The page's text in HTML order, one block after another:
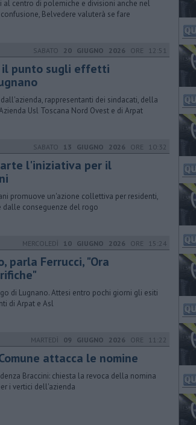
al centro di polemiche e divisioni anche nel
Belvedere valuterà se fare
SABATO 20 GIUGNO 2026 ORE 12:51
punto sugli effetti
rappresentanti dei sindacati, della
Usl Toscana Nord Ovest e di Arpat
SABATO 13 GIUGNO 2026 ORE 10:32
l'iniziativa per il
promuove un'azione collettiva per residenti,
conseguenze del rogo
MERCOLEDÌ 10 GIUGNO 2026 ORE 15:24
parla Ferrucci, "Ora
di Lugnano. Attesi entro pochi giorni gli esiti
di Arpat e Asl
MARTEDÌ 09 GIUGNO 2026 ORE 11:22
attacca le nomine
Braccini: chiesta la revoca della nomina
i vertici dell'azienda